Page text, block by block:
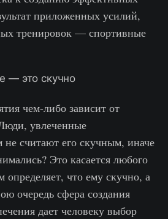
приложенных усилий,
тренировок — спортивные
— это скучно
чем-либо зависит от
увлеченные
считают его скучным, иначе
Это касается любого
определяет, что ему скучно, а
очередь сфера создания
дает человеку выбор